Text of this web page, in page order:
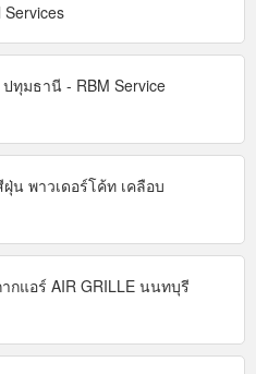
Services
ทุมธานี - RBM Service
น พาวเดอร์โค้ท เคลือบ
กแอร์ AIR GRILLE นนทบุรี